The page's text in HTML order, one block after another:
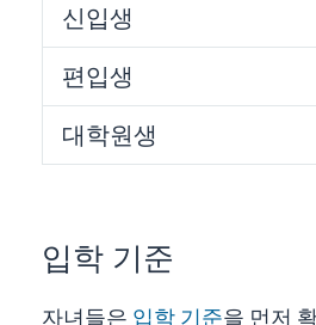
신입생
편입생
대학원생
입학 기준
자녀들은 입학 기준을 먼저